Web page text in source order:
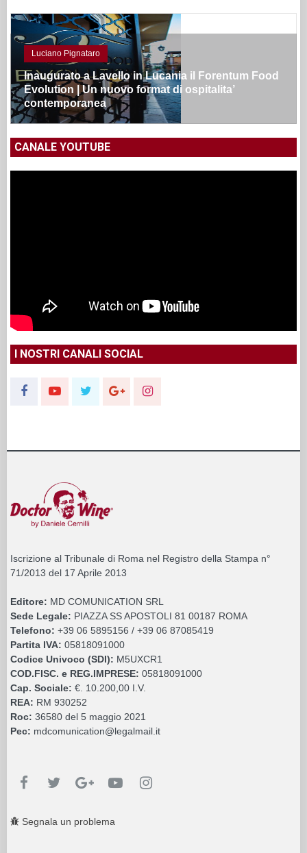
Luciano Pignataro
Inaugurato a Lavello in Lucania il Forentum Food
Evolution | Un nuovo format di ospitalita’
contemporanea
CANALE YOUTUBE
I NOSTRI CANALI SOCIAL
Iscrizione al Tribunale di Roma nel Registro della Stampa n°
71/2013 del 17 Aprile 2013
Editore: MD COMUNICATION SRL
Sede Legale: PIAZZA SS APOSTOLI 81 00187 ROMA
Telefono: +39 06 5895156 / +39 06 87085419
Partita IVA: 05818091000
Codice Univoco (SDI): M5UXCR1
COD.FISC. e REG.IMPRESE: 05818091000
Cap. Sociale: €. 10.200,00 I.V.
REA: RM 930252
Roc: 36580 del 5 maggio 2021
Pec: mdcomunication@legalmail.it
Segnala un problema